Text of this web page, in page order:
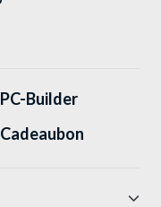
PC-Builder
Cadeaubon